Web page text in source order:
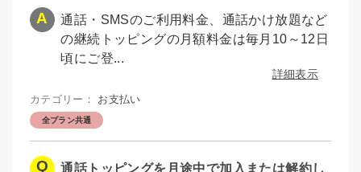
通話・SMSのご利用料金、通話かけ放題など
の継続トッピングの月額料金は毎月10～12日
頃にご登...
詳細表示
カテゴリー： お支払い
全プラン共通
通話トッピングを月途中で加入または解約し